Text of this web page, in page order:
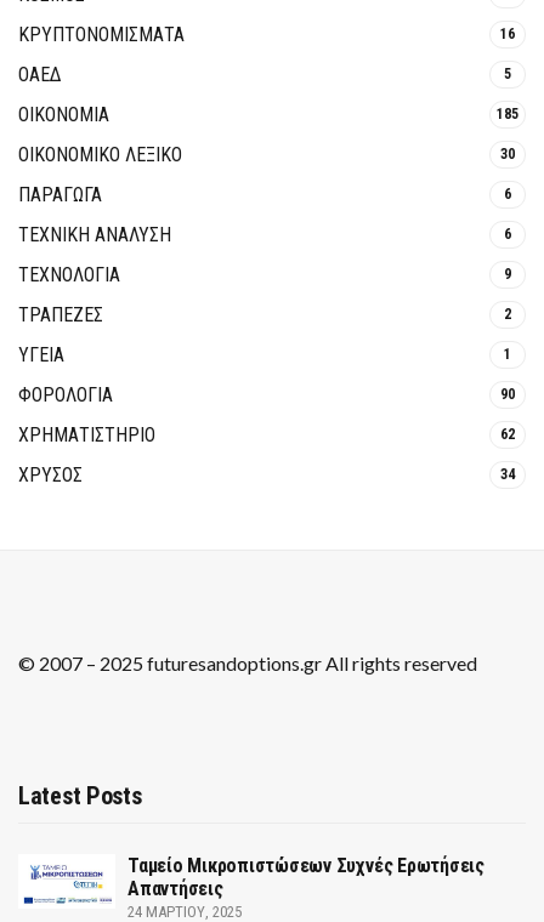
ΚΡΥΠΤΟΝΟΜΊΣΜΑΤΑ 16
ΟΑΕΔ 5
ΟΙΚΟΝΟΜΙΑ 185
ΟΙΚΟΝΟΜΙΚΟ ΛΕΞΙΚΟ 30
ΠΑΡΑΓΩΓΑ 6
ΤΕΧΝΙΚΗ ΑΝΑΛΥΣΗ 6
ΤΕΧΝΟΛΟΓΙΑ 9
ΤΡΆΠΕΖΕΣ 2
ΥΓΕΙΑ 1
ΦΟΡΟΛΟΓΙΑ 90
ΧΡΗΜΑΤΙΣΤΗΡΙΟ 62
ΧΡΥΣΟΣ 34
© 2007 – 2025 futuresandoptions.gr All rights reserved
Latest Posts
Ταμείο Μικροπιστώσεων Συχνές Ερωτήσεις
Απαντήσεις
24 ΜΑΡΤΊΟΥ, 2025